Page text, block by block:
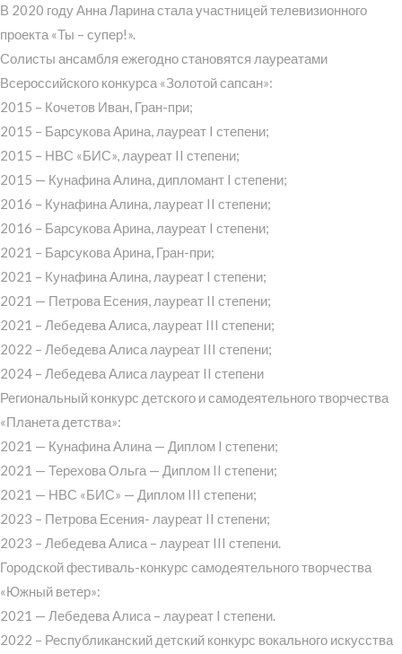
В 2020 году Анна Ларина стала участницей телевизионного
проекта «Ты – супер!».
Солисты ансамбля ежегодно становятся лауреатами
Всероссийского конкурса «Золотой сапсан»:
2015 – Кочетов Иван, Гран-при;
2015 – Барсукова Арина, лауреат I степени;
2015 – НВС «БИС», лауреат II степени;
2015 — Кунафина Алина, дипломант I степени;
2016 – Кунафина Алина, лауреат II степени;
2016 – Барсукова Арина, лауреат I степени;
2021 – Барсукова Арина, Гран-при;
2021 – Кунафина Алина, лауреат I степени;
2021 — Петрова Есения, лауреат II степени;
2021 – Лебедева Алиса, лауреат III степени;
2022 – Лебедева Алиса лауреат III степени;
2024 – Лебедева Алиса лауреат II степени
Региональный конкурс детского и самодеятельного творчества
«Планета детства»:
2021 — Кунафина Алина — Диплом I степени;
2021 — Терехова Ольга — Диплом II степени;
2021 — НВС «БИС» — Диплом III степени;
2023 – Петрова Есения- лауреат II степени;
2023 – Лебедева Алиса – лауреат III степени.
Городской фестиваль-конкурс самодеятельного творчества
«Южный ветер»:
2021 — Лебедева Алиса – лауреат I степени.
2022 – Республиканский детский конкурс вокального искусства